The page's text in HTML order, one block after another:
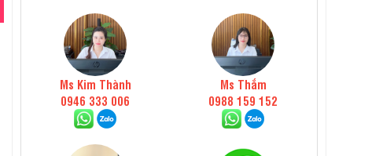
Ms Kim Thành
0946 333 006
Ms Thắm
0988 159 152